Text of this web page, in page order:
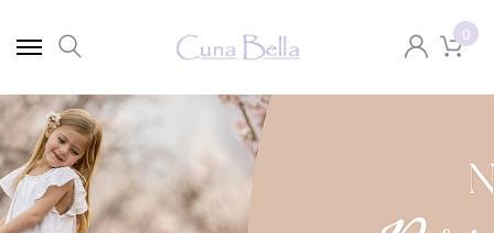
0